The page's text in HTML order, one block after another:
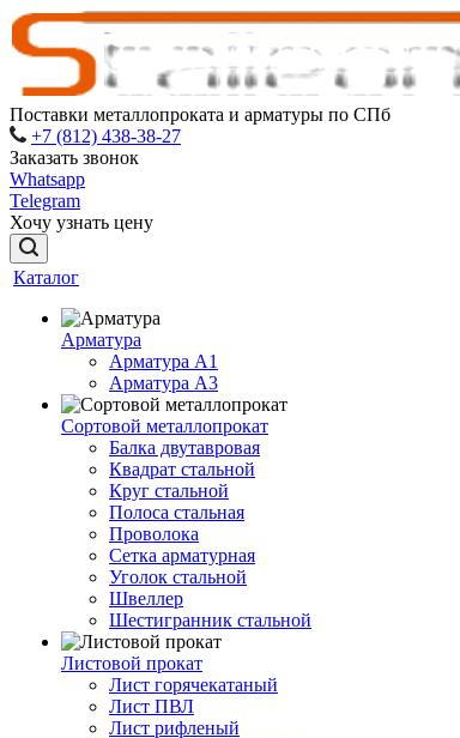
Поставки металлопроката и арматуры по СПб
+7 (812) 438-38-27
Заказать звонок
Whatsapp
Telegram
Хочу узнать цену
Каталог
Арматура
Арматура A1
Арматура А3
Сортовой металлопрокат
Балка двутавровая
Квадрат стальной
Круг стальной
Полоса стальная
Проволока
Сетка арматурная
Уголок стальной
Швеллер
Шестигранник стальной
Листовой прокат
Лист горячекатаный
Лист ПВЛ
Лист рифленый